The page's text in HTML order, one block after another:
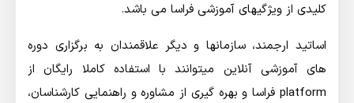
کلیدی از ویژگیهای آموزشی فراسا می باشد.
اساتید ارجمند، سازمانها و دیگر علاقمندان به برگزاری دوره
های آموزشی آنلاین میتوانند با استفاده کاملا رایگان از
platform فراسا و بهره گیری از مشاوره و راهنمایی کارشناسان،